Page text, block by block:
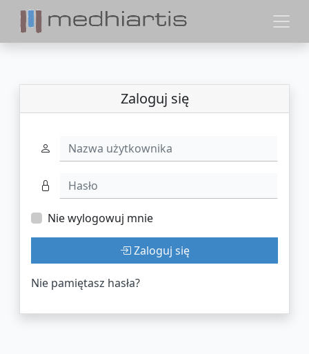
Zaloguj się
Nazwa użytkownika
Hasło
Nie wylogowuj mnie
Zaloguj się
Nie pamiętasz hasła?